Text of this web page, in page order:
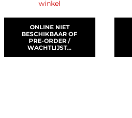
winkel
ONLINE NIET
BESCHIKBAAR OF
PRE-ORDER /
WACHTLIJST...